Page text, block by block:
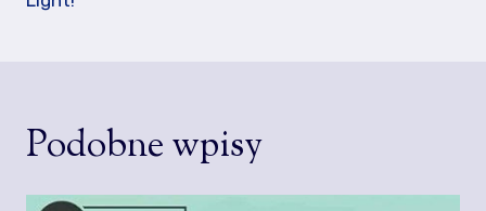
Podobne wpisy